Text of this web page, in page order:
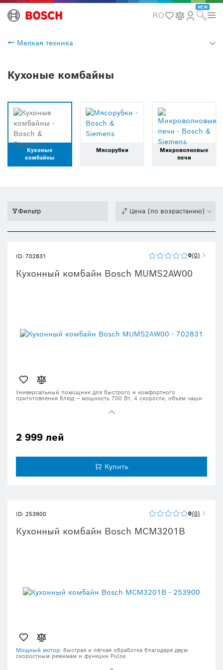
RO
NEW
Мелкая техника
Кухоные комбайны
Кухоные
комбайны
Мясорубки
Микроволновые
печи
Фильтр Цена (по возрастанию)
ID: 702831 0 0
Кухонный комбайн Bosch MUMS2AW00
Универсальный помощник для быстрого и комфортного
приготовления блюд — мощность 700 Вт, 4 скорости, объем чаши
3.8 л, планетарное вращение. Оригинальный товар, доставка 24–
2 999 лей
Купить
ID: 253900 0 0
Кухонный комбайн Bosch MCM3201B
Мощный мотор: быстрая и лёгкая обработка благодаря двум
скоростным режимам и функции Pulse.
измельчение, шинковка, смешивание и многое